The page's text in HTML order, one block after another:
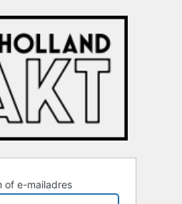
of e-mailadres